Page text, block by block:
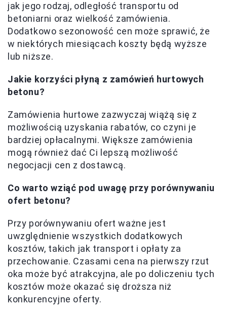
jak jego rodzaj, odległość transportu od
betoniarni oraz wielkość zamówienia.
Dodatkowo sezonowość cen może sprawić, że
w niektórych miesiącach koszty będą wyższe
lub niższe.
Jakie korzyści płyną z zamówień hurtowych
betonu?
Zamówienia hurtowe zazwyczaj wiążą się z
możliwością uzyskania rabatów, co czyni je
bardziej opłacalnymi. Większe zamówienia
mogą również dać Ci lepszą możliwość
negocjacji cen z dostawcą.
Co warto wziąć pod uwagę przy porównywaniu
ofert betonu?
Przy porównywaniu ofert ważne jest
uwzględnienie wszystkich dodatkowych
kosztów, takich jak transport i opłaty za
przechowanie. Czasami cena na pierwszy rzut
oka może być atrakcyjna, ale po doliczeniu tych
kosztów może okazać się droższa niż
konkurencyjne oferty.